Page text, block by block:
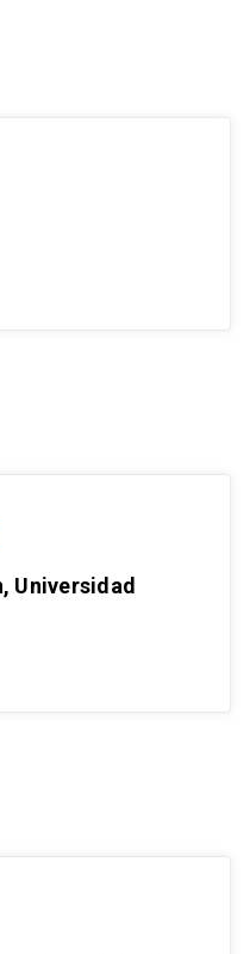
Universidad